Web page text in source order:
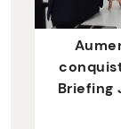
Briefing